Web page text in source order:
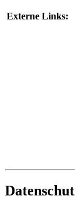
Externe Links: